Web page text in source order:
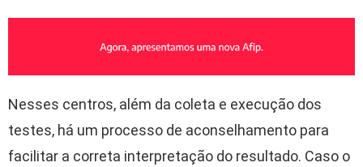
Nesses centros, além da coleta e execução dos
testes, há um processo de aconselhamento para
facilitar a correta interpretação do resultado. Caso o